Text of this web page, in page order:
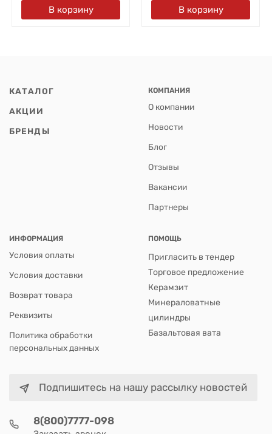
В корзину В корзину
КАТАЛОГ
АКЦИИ
БРЕНДЫ
КОМПАНИЯ
О компании
Новости
Блог
Отзывы
Вакансии
Партнеры
ИНФОРМАЦИЯ
Условия оплаты
Условия доставки
Возврат товара
Реквизиты
Политика обработки
персональных данных
ПОМОЩЬ
Пригласить в тендер
Торговое предложение
Керамзит
Минераловатные
цилиндры
Базальтовая вата
Подпишитесь на нашу рассылку новостей
8(800)7777-098